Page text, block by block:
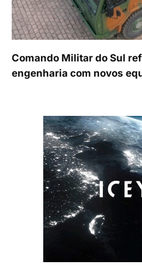
Comando Militar do Sul
engenharia com novos